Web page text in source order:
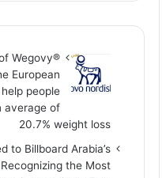
Wegovy®️
European
people
average of
20.7% weight loss
to Billboard Arabia’s
the Most